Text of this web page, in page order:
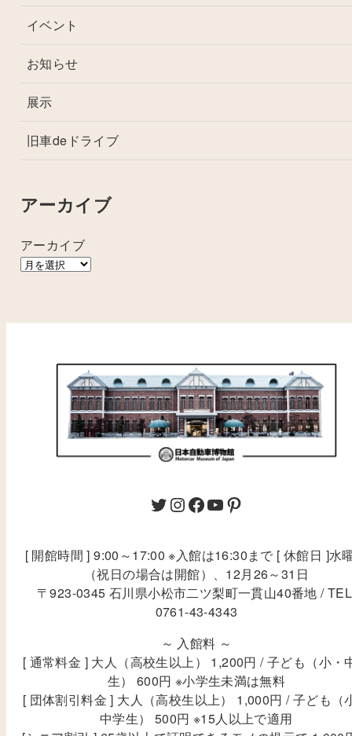
イベント
お知らせ
展示
旧車deドライブ
アーカイブ
アーカイブ
[ 開館時間 ] 9:00～17:00 ※入館は16:30まで [ 休館日 ]水
（祝日の場合は開館）、12月26～31日
〒923-0345 石川県小松市二ツ梨町一貫山40番地 /
0761-43-4343
～ 入館料 ～
[ 通常料金 ] 大人（高校生以上） 1,200円 / 子ども（小・
生） 600円 ※小学生未満は無料
[ 団体割引料金 ] 大人（高校生以上） 1,000円 / 子ども（
中学生） 500円 ※15人以上で適用